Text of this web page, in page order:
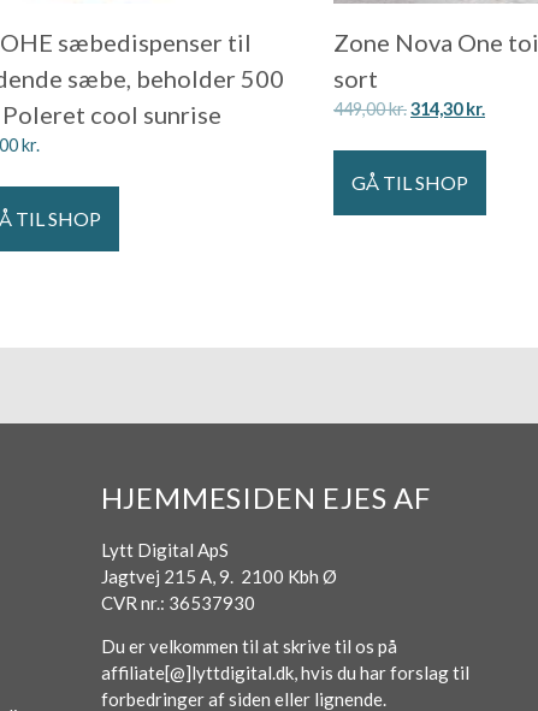
sæbedispenser til
sæbe, beholder 500
Poleret cool sunrise
kr.
TIL SHOP
Zone Nova One
sort
449,00kr.314,30kr.
GÅ TIL SHOP
HJEMMESIDEN EJES AF
Lytt Digital ApS
Jagtvej 215 A, 9. 2100 Kbh Ø
CVR nr.: 36537930
Du er velkommen til at skrive til os på
affiliate[@]lyttdigital.dk, hvis du har forslag til
forbedringer af siden eller lignende.